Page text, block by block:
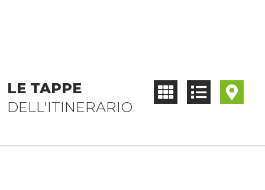
LE TAPPE
DELL'ITINERARIO